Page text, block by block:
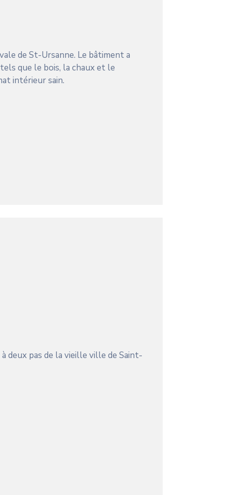
de St-Ursanne. Le bâtiment a
que le bois, la chaux et le
intérieur sain.
deux pas de la vieille ville de Saint-